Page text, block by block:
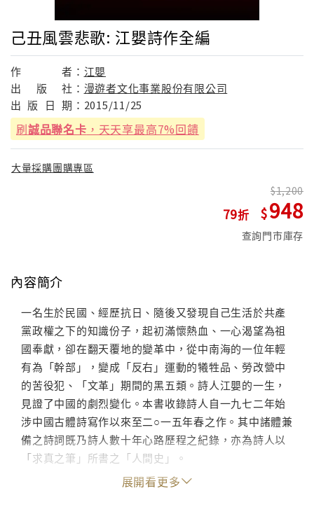
己丑風雲悲歌: 江嬰詩作全編
作 者： 江嬰
出
版 社： 漫遊者文化事業股份有限公司
出 版 日 期： 2015/11/25
刷誠品聯名卡 ，天天享最高7%回饋
大量採購團購專區
79
1,200
948
查詢門市庫存
內容簡介
一名生於民國、經歷抗日、隨後又發現自己生活於共產
黨政權之下的知識份子，起初滿懷熱血、一心渴望為祖
國奉獻，卻在翻天覆地的變革中，從中南海的一位年輕
有為「幹部」，變成「反右」運動的犧牲品、勞改營中
的苦役犯、「文革」期間的黑五類。詩人江嬰的一生，
見證了中國的劇烈變化。本書收錄詩人自一九七二年始
涉中國古體詩寫作以來至二○一五年春之作。其中諸體兼
備之詩詞既乃詩人數十年心路歷程之紀錄，亦為詩人以
「求真之筆」所書之「人間史」。
展開看更多